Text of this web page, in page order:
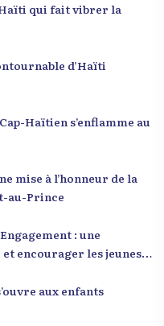
qui fait vibrer la
d’Haïti
Haïtien s’enflamme au
mise à l’honneur de la
au-Prince
: une
encourager les jeunes
aux enfants